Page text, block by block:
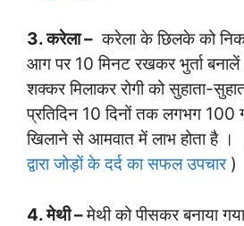
3. करेला – करेला के छिलके को
आग पर 10 मिनट रखकर भुर्ता
शक्कर मिलाकर रोगी को सुहाता-
प्रतिदिन 10 दिनों तक लगभग 100
खिलाने से आमवात में लाभ होता है
द्वारा जोड़ों के दर्द का सफल उपचार)
4. मेथी –मेथी को पीसकर बनाया